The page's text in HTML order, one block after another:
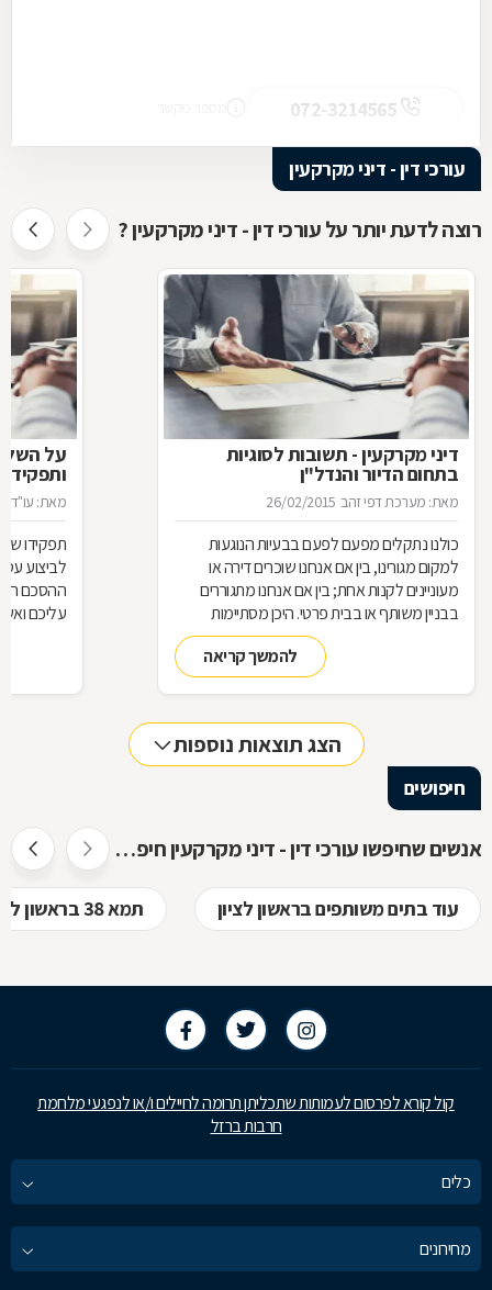
עורכי דין - דיני מקרקעין
רוצה לדעת יותר על עורכי דין - דיני מקרקעין ?
דיני מקרקעין - תשובות לסוגיות
בתחום הדיור והנדל"ן
מאת: מערכת דפי זהב 26/02/2015
כולנו נתקלים מפעם לפעם בבעיות הנוגעות
למקום מגורינו, בין אם אנחנו שוכרים דירה או
מעוניינים לקנות אחת; בין אם אנחנו מתגוררים
בבניין משותף או בבית פרטי. היכן מסתיימות
זכויותינו ביחס לשכנינו? מה אומר החוק בקשר
לחריגות בנייה? האם בניית ממ"ד מחייבת את כל
הדיירים וכו'. כדי לקבל מושג בנוגע למעמדנו
המקרקעין, ריכזנו שאלות שנשאלו בפורום
מקרקעין, ואשר נענו ע"י עו"ד אילן קרייטר
להמשך קריאה
מאת: עו"ד
תפקידו
ההסכם
עליכם
הצג תוצאות נוספות
חיפושים
אנשים שחיפשו עורכי דין - דיני מקרקעין חיפשו גם
עוד בתים משותפים בראשון לציון תמא 38 בראשון לציון
קול קורא לפרסום לעמותות שתכליתן תרומה לחיילים ו/או לנפגעי מלחמת
חרבות ברזל
כלים
מחירונים